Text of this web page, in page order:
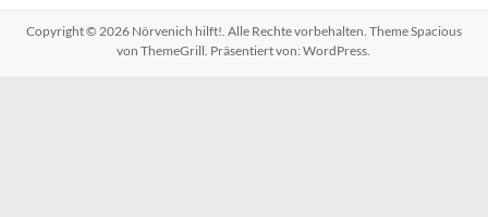
Copyright © 2026 Nörvenich hilft! . Alle Rechte vorbehalten. ThemeSpacious
von ThemeGrill. Präsentiert von:WordPress